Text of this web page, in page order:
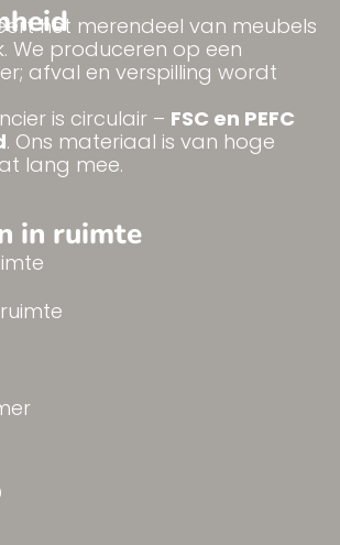
in ruimte
het merendeel van meubels
We produceren op een
afval en verspilling wordt
is circulair – FSC en PEFC
. Ons materiaal is van hoge
lang mee.